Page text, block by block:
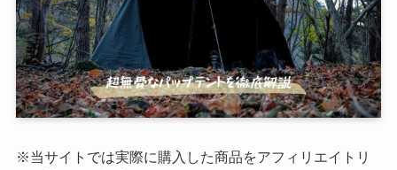
※当サイトでは実際に購入した商品をアフィリエイトリ